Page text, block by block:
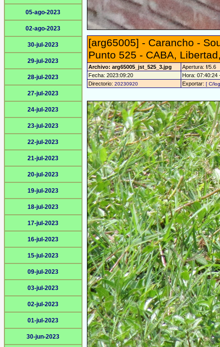
05-ago-2023
02-ago-2023
30-jul-2023
29-jul-2023
28-jul-2023
27-jul-2023
24-jul-2023
23-jul-2023
22-jul-2023
21-jul-2023
20-jul-2023
19-jul-2023
18-jul-2023
17-jul-2023
16-jul-2023
15-jul-2023
09-jul-2023
03-jul-2023
02-jul-2023
01-jul-2023
30-jun-2023
[arg65005] - Carancho -
Punto 525 - CABA,
Archivo: arg65005_jst_525_3.jpg
Apertura: f/5.6
Fecha: 2023:09:20
Hora: 07:40:24
Directorio: 20230920 Exportar: [ C/